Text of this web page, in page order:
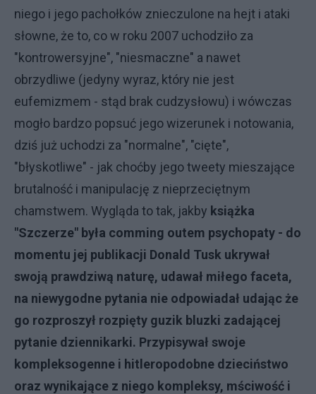
niego i jego pachołków znieczulone na hejt i ataki
słowne, że to, co w roku 2007 uchodziło za
"kontrowersyjne", "niesmaczne" a nawet
obrzydliwe (jedyny wyraz, który nie jest
eufemizmem - stąd brak cudzysłowu) i wówczas
mogło bardzo popsuć jego wizerunek i notowania,
dziś już uchodzi za "normalne", "cięte",
"błyskotliwe" - jak choćby jego tweety mieszające
brutalność i manipulację z nieprzeciętnym
chamstwem. Wygląda to tak, jakby książka
"Szczerze" była comming outem psychopaty - do
momentu jej publikacji Donald Tusk ukrywał
swoją prawdziwą naturę, udawał miłego faceta,
na niewygodne pytania nie odpowiadał udając że
go rozproszył rozpięty guzik bluzki zadającej
pytanie dziennikarki. Przypisywał swoje
kompleksogenne i hitleropodobne dzieciństwo
oraz wynikające z niego kompleksy, mściwość i